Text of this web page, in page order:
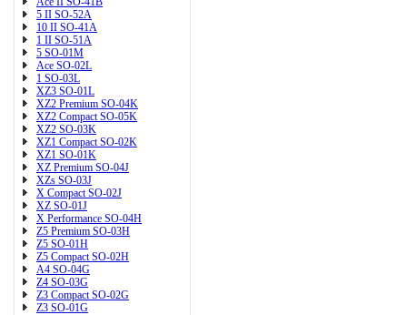
5 II SO-52A
10 II SO-41A
1 II SO-51A
5 SO-01M
Ace SO-02L
1 SO-03L
XZ3 SO-01L
XZ2 Premium SO-04K
XZ2 Compact SO-05K
XZ2 SO-03K
XZ1 Compact SO-02K
XZ1 SO-01K
XZ Premium SO-04J
XZs SO-03J
X Compact SO-02J
XZ SO-01J
X Performance SO-04H
Z5 Premium SO-03H
Z5 SO-01H
Z5 Compact SO-02H
A4 SO-04G
Z4 SO-03G
Z3 Compact SO-02G
Z3 SO-01G